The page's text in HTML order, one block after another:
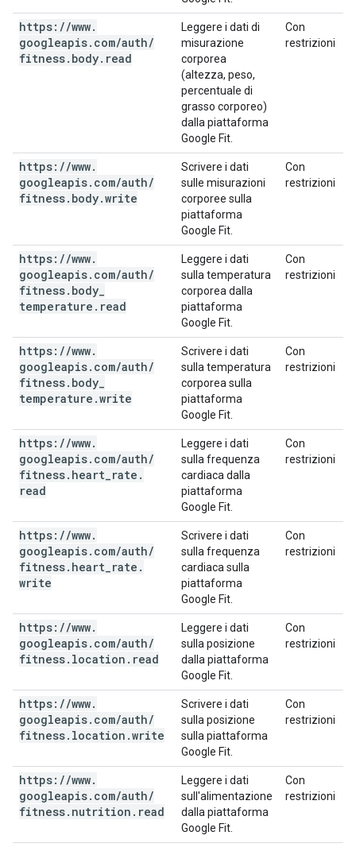
https: //www.
googleapis. com/auth/
fitness. body. read
Leggere i dati di
misurazione
corporea
(altezza, peso,
percentuale di
grasso corporeo)
dalla piattaforma
Google Fit.
Con
restrizioni
https: //www.
googleapis. com/auth/
fitness. body.write
Scrivere i dati
sulle misurazioni
corporee sulla
piattaforma
Google Fit.
Con
restrizioni
https: //www.
googleapis. com/auth/
fitness. body
temperature . read
Leggere i dati
sulla temperatura
corporea dalla
piattaforma
Google Fit.
Con
restrizioni
https: //www.
googleapis. com/auth/
fitness. body
temperature .write
Scrivere i dati
sulla temperatura
corporea sulla
piattaforma
Google Fit.
Con
restrizioni
https: //www.
googleapis. com/auth/
fitness. heart rate .
read
Leggere i dati
sulla frequenza
cardiaca dalla
piattaforma
Google Fit.
Con
restrizioni
https: //www.
googleapis. com/auth/
fitness. heart rate .
write
Scrivere i dati
sulla frequenza
cardiaca sulla
piattaforma
Google Fit.
Con
restrizioni
https: //www.
googleapis. com/auth/
fitness. location . read
Leggere i dati
sulla posizione
dalla piattaforma
Google Fit.
Con
restrizioni
https: //www.
googleapis. com/auth/
fitness. location .write
Scrivere i dati
sulla posizione
sulla piattaforma
Google Fit.
Con
restrizioni
https: //www.
googleapis. com/auth/
fitness. nutrition . read
Leggere i dati
sull'alimentazione
dalla piattaforma
Google Fit.
Con
restrizioni